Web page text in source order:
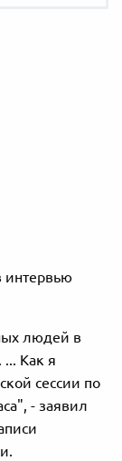
интервью
людей в
... Как я
сессии по
- заявил